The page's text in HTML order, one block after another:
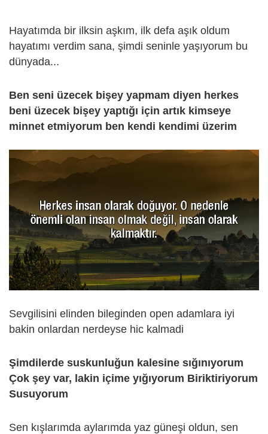
Hayatımda bir ilksin aşkım, ilk defa aşık oldum
hayatımı verdim sana, şimdi seninle yaşıyorum bu
dünyada...
Ben seni üzecek bişey yapmam diyen herkes
beni üzecek bişey yaptığı için artık kimseye
minnet etmiyorum ben kendi kendimi üzerim
Sevgilisini elinden bileginden open adamlara iyi
bakin onlardan nerdeyse hic kalmadi
Şimdilerde suskunluğun kalesine sığınıyorum
Çok şey var, lakin içime yığıyorum Biriktiriyorum
Susuyorum
Sen kışlarımda aylarımda yaz güneşi oldun, sen